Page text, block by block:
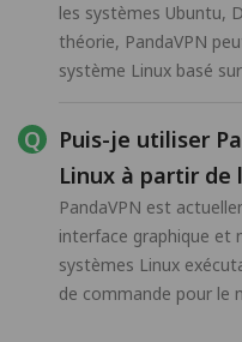
les systèmes Ubuntu,
théorie, PandaVPN
système Linux basé
Puis-je utiliser
Linux à partir de
PandaVPN est
interface graphique et
systèmes Linux
de commande pour le